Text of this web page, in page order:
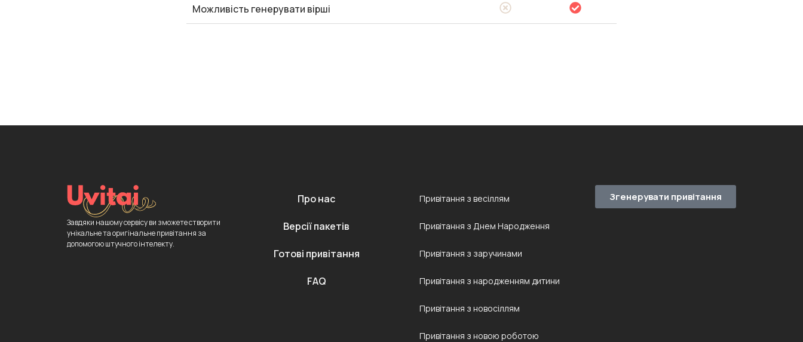
Можливість генерувати вірші
Завдяки нашому сервісу ви зможете створити
унікальне та оригінальне привітання за
допомогою штучного інтелекту.
Про нас
Версії пакетів
Готові привітання
FAQ
Привітання з весіллям
Привітання з Днем Народження
Привітання з заручинами
Привітання з народженням дитини
Привітання з новосіллям
Привітання з новою роботою
Згенерувати привітання